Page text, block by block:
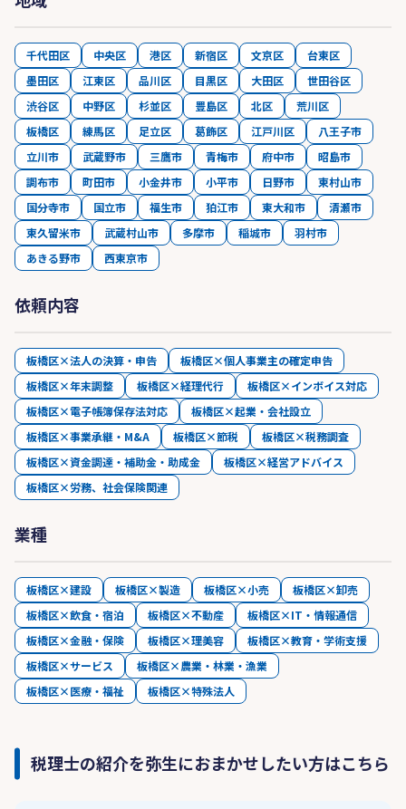
千代田区 中央区 港区 新宿区 文京区
台東区
墨田区
江東区 品川区 目黒区 大田区
世田谷区
渋谷区
中野区 杉並区 豊島区 北区
荒川区
板橋区
練馬区 足立区 葛飾区 江戸川区
八王子市
立川市
武蔵野市 三鷹市 青梅市 府中市
昭島市
調布市
町田市 小金井市 小平市 日野市
東村山市
国分寺市
国立市 福生市 狛江市 東大和市
清瀬市
東久留米市
武蔵村山市 多摩市 稲城市
羽村市
あきる野市
西東京市
依頼内容
板橋区×法人の決算・申告
板橋区×個人事業主の確定申告
板橋区×年末調整
板橋区×経理代行
板橋区×インボイス対応
板橋区×電子帳簿保存法対応
板橋区×起業・会社設立
板橋区×事業承継・M&A
板橋区×節税
板橋区×税務調査
板橋区×資金調達・補助金・助成金
板橋区×経営アドバイス
板橋区×労務、社会保険関連
業種
板橋区×建設 板橋区×製造 板橋区×小売
板橋区×卸売
板橋区×飲食・宿泊
板橋区×不動産
板橋区×IT・情報通信
板橋区×金融・保険
板橋区×理美容
板橋区×教育・学術支援
板橋区×サービス
板橋区×農業・林業・漁業
板橋区×医療・福祉
板橋区×特殊法人
税理士の紹介を弥生におまかせしたい方はこちら